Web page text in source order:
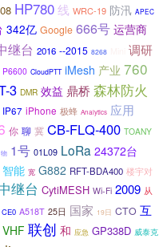
HP780线 WRC-19 防汛 APEC
342亿 Google 666号 运营商
继台 2016 --2015 8268 调研
P6600 CloudPTT iMesh 产业 760
3 DMR 效益 鼎桥 森林防火
IP67 iPhone 极蜂 Analytics 应用
你 聊 冀 CB-FLQ-400 TOANY
物 1号 01L09 LoRa 24372台
智能 宽 G882 RFT-BDA400 楼宇对
继台 CytiMESH Wi-Fi 2009 从
CE0 A518T 25日 国家 19日 CTO 互
VHF 联创 和 应急 GP338D 威泰克